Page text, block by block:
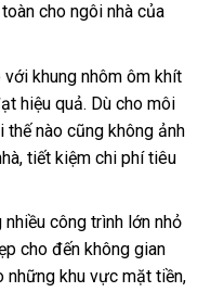
cho ngôi nhà của
khung nhôm ôm khít
hiệu quả. Dù cho môi
nào cũng không ảnh
tiết kiệm chi phí tiêu
công trình lớn nhỏ
cho đến không gian
những khu vực mặt tiền,